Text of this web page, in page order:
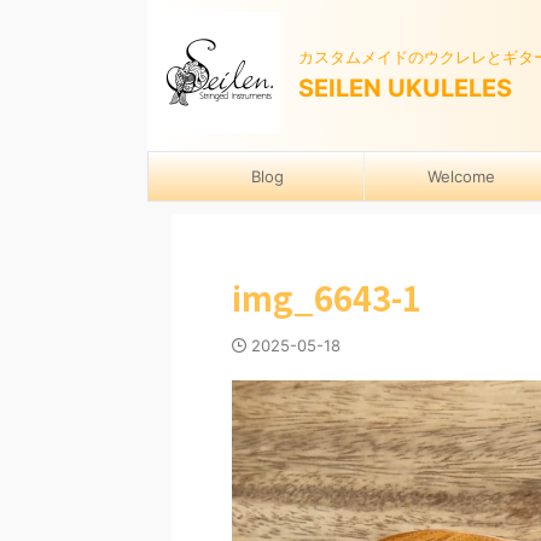
カスタムメイドのウクレレとギタ
SEILEN UKULELES
Blog Welcome
img_6643-1
2025-05-18